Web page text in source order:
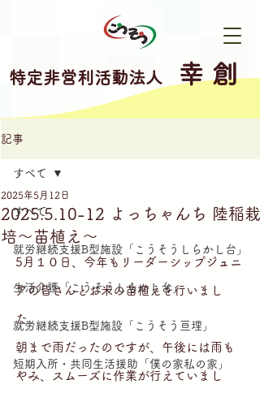
特定非営利活動法人 幸 創
記事
すべて
就労継続支援B型施設「こうそうしらかし台」
生活介護「こうそうしらかし台」
就労継続支援B型施設「こうそう亘理」
短期入所・共同生活援助「僕の家私の家」
すべて
2025.5.10-12 よっちゃんち 陸稲栽
培～苗植え～
2025年5月12日
5月１０日、今年もリーダーシップジュニ
アの皆さんとお米の苗植えを行いまし
た。
朝まで雨だったのですが、午後には雨も
やみ、スムーズに作業が行えていまし